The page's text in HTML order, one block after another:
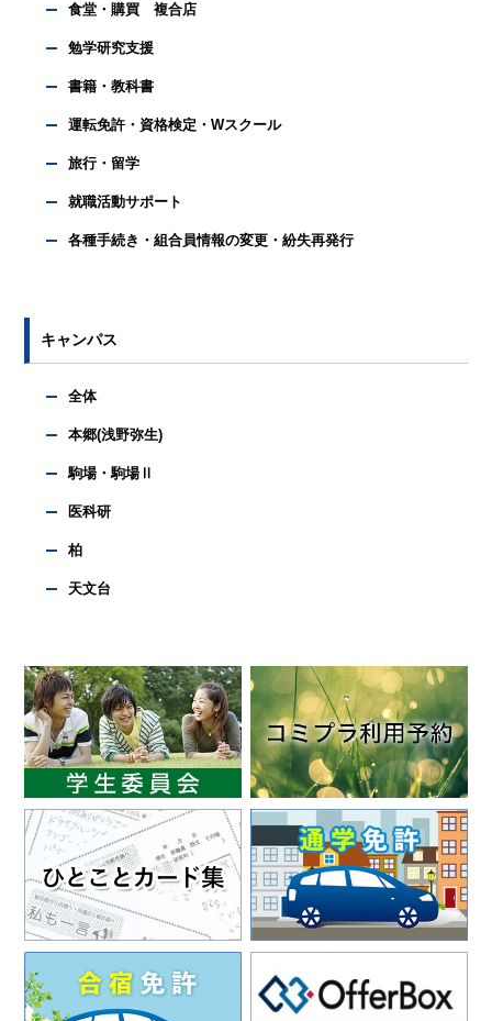
食堂・購買 複合店
勉学研究支援
書籍・教科書
運転免許・資格検定・Wスクール
旅行・留学
就職活動サポート
各種手続き・組合員情報の変更・紛失再発行
キャンパス
全体
本郷(浅野弥生)
駒場・駒場Ⅱ
医科研
柏
天文台